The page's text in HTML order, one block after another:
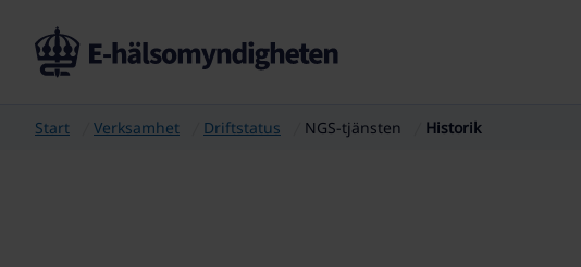
Start Verksamhet Driftstatus NGS-tjänsten Historik